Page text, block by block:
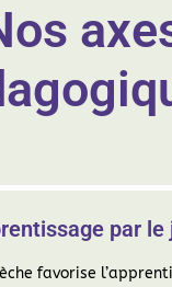
par le
favorise